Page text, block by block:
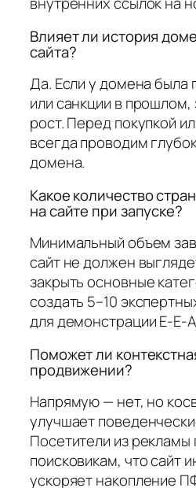
Влияет ли история
сайта?
Да. Если у домена была
или санкции в прошлом,
рост. Перед покупкой
всегда проводим
домена.
Какое количество
на сайте при запуске?
Минимальный объем
сайт не должен
закрыть основные
создать 5–10
для демонстрации E-E-
Поможет ли
продвижении?
Напрямую — нет, но
улучшает
Посетители из рекламы
поисковикам, что сайт
ускоряет накопление